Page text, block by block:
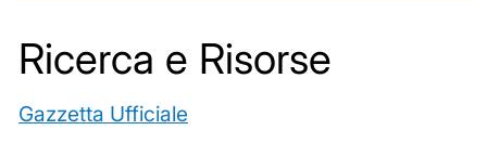
Ricerca e Risorse
Gazzetta Ufficiale